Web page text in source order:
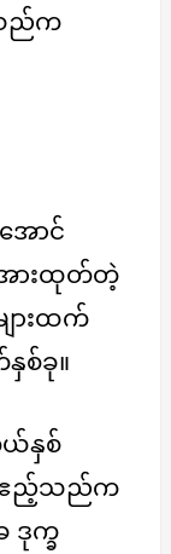
သည်က
ာင်
ားထုတ်တဲ့
ားထက်
စ်ခု။
ယ်နှစ်
င်ဧည့်သည်က
ဒုက္ခ